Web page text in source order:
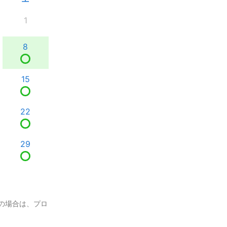
1
8
15
22
29
場合は、プロ